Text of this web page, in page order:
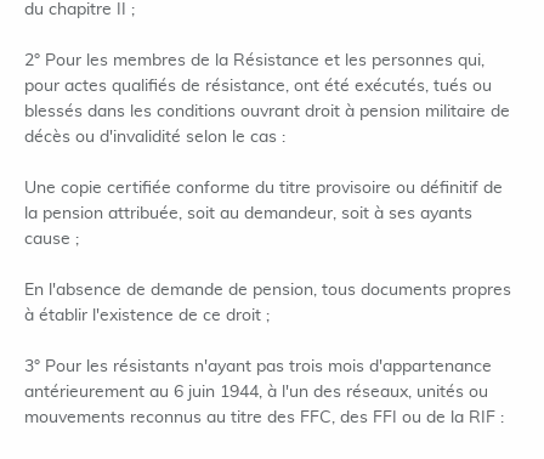
du chapitre II ;
2° Pour les membres de la Résistance et les personnes qui,
pour actes qualifiés de résistance, ont été exécutés, tués ou
blessés dans les conditions ouvrant droit à pension militaire de
décès ou d'invalidité selon le cas :
Une copie certifiée conforme du titre provisoire ou définitif de
la pension attribuée, soit au demandeur, soit à ses ayants
cause ;
En l'absence de demande de pension, tous documents propres
à établir l'existence de ce droit ;
3° Pour les résistants n'ayant pas trois mois d'appartenance
antérieurement au 6 juin 1944, à l'un des réseaux, unités ou
mouvements reconnus au titre des FFC, des FFI ou de la RIF :